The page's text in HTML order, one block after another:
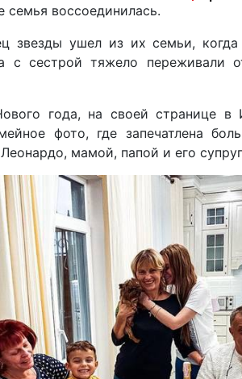
семья воссоединилась.
звезды ушел из их семьи,
с сестрой тяжело переживали
года, на своей странице в
фото, где запечатлена
мамой, папой и его